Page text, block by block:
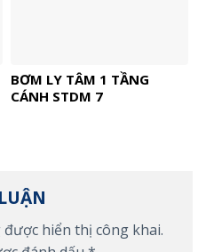
BƠM LY TÂM 1 TẦNG
CÁNH STDM 7
hiển thị công khai.